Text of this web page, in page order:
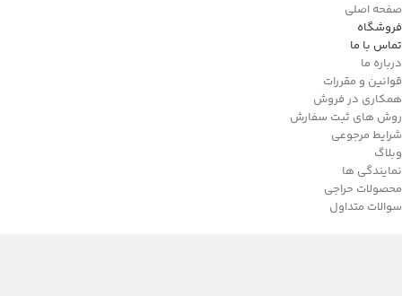
صفحه اصلی
فروشگاه
تماس با ما
درباره ما
قوانین و مقررات
همکاری در فروش
روش های ثبت سفارش
شرایط مرجوعی
وبلاگ
نمایندگی ها
محصولات حراجی
سوالات متداول